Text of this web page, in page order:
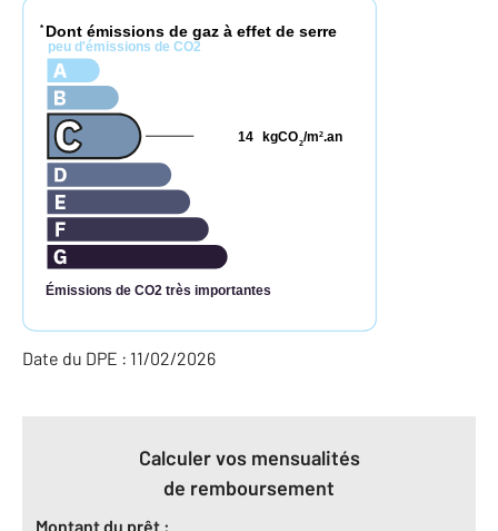
* Dont émissions de gaz à effet de serre
peu d'émissions de CO2
Émissions de CO2 très importantes
kgCO2/m2.an
14
Date du DPE : 11/02/2026
Calculer vos mensualités
de remboursement
Montant du prêt :